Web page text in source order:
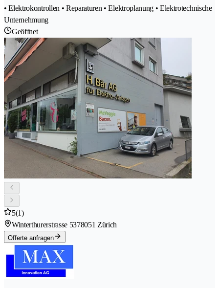
• Elektrokontrollen • Reparaturen • Elektroplanung • Elektrotechnische
Unternehmung
Geöffnet
5(1)
Winterthurerstrasse 5378051 Zürich
Offerte anfragen